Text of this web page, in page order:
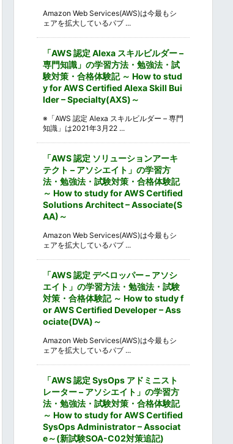
Amazon Web Services(AWS)は今最もシ
ェアを拡大しているパブ ...
「AWS 認定 Alexa スキルビルダー –
専門知識」の学習方法・勉強法・試
験対策・合格体験記 ～ How to stud
y for AWS Certified Alexa Skill Bui
lder – Specialty(AXS)～
※「AWS 認定 Alexa スキルビルダー – 専門
知識」は2021年3月22 ...
「AWS 認定 ソリューションアーキ
テクト – アソシエイト」の学習方
法・勉強法・試験対策・合格体験記
～ How to study for AWS Certified
Solutions Architect – Associate(S
AA)～
Amazon Web Services(AWS)は今最もシ
ェアを拡大しているパブ ...
「AWS 認定 デベロッパー – アソシ
エイト」の学習方法・勉強法・試験
対策・合格体験記 ～ How to study f
or AWS Certified Developer – Ass
ociate(DVA)～
Amazon Web Services(AWS)は今最もシ
ェアを拡大しているパブ ...
「AWS 認定 SysOps アドミニスト
レーター – アソシエイト」の学習方
法・勉強法・試験対策・合格体験記
～ How to study for AWS Certified
SysOps Administrator – Associat
e～(新試験SOA-C02対策追記)